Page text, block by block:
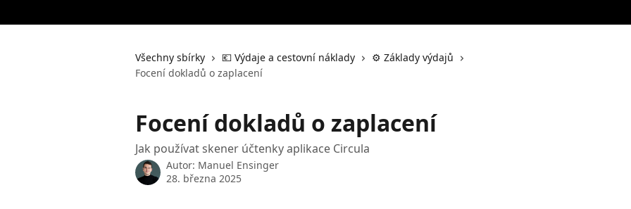
Všechny sbírky 💶 Výdaje a cestovní náklady
⚙️ Základy výdajů
Focení dokladů o zaplacení
Focení dokladů o zaplacení
Jak používat skener účtenky aplikace Circula
Autor: Manuel Ensinger
28. března 2025